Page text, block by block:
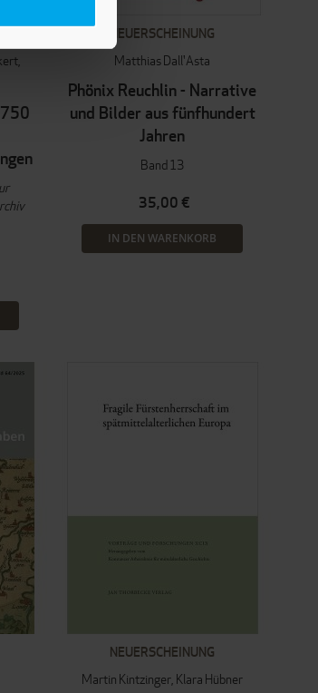
NEUERSCHEINUNG
Matthias Dall'Asta
Phönix Reuchlin - Narrative
und Bilder aus fünfhundert
Jahren
Band 13
35,00 €
IN DEN WARENKORB
NEUERSCHEINUNG
Martin Kintzinger Klara Hübner